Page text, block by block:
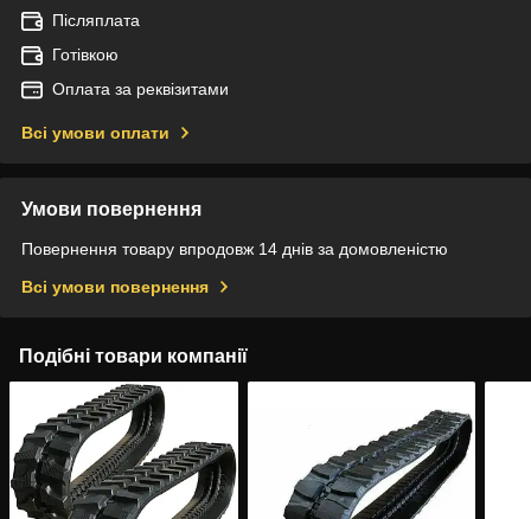
Післяплата
Готівкою
Оплата за реквізитами
Всі умови оплати
Умови повернення
Повернення товару впродовж 14 днів за домовленістю
Всі умови повернення
Подібні товари компанії